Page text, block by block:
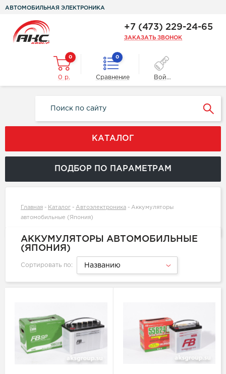
АВТОМОБИЛЬНАЯ ЭЛЕКТРОНИКА
+7 (473) 229-24-65
ЗАКАЗАТЬ ЗВОНОК
0
0 р.
0
Сравнение Войти
КАТАЛОГ
ПОДБОР ПО ПАРАМЕТРАМ
Главная - Каталог - Автоэлектроника - Аккумуляторы
автомобильные (Япония)
АККУМУЛЯТОРЫ АВТОМОБИЛЬНЫЕ
(ЯПОНИЯ)
Сортировать по: Названию